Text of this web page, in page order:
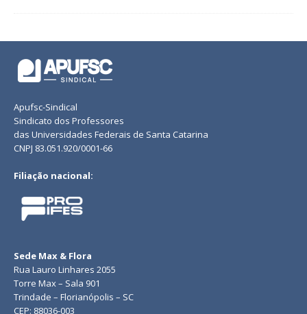
Apufsc-Sindical
Sindicato dos Professores
das Universidades Federais de Santa Catarina
CNPJ 83.051.920/0001-66
Filiação nacional:
Sede Max & Flora
Rua Lauro Linhares 2055
Torre Max – Sala 901
Trindade – Florianópolis – SC
CEP: 88036-003